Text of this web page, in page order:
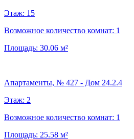
Этаж: 15
Возможное количество комнат: 1
Площадь: 30.06 м²
Апартаменты, № 427 - Дом 24.2.4
Этаж: 2
Возможное количество комнат: 1
Площадь: 25.58 м²